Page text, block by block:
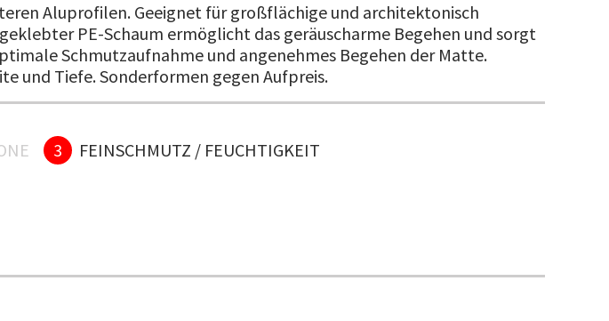
Aluprofilen. Geeignet für großflächige und architektonisch
PE-Schaum ermöglicht das geräuscharme Begehen und sorgt
Schmutzaufnahme und angenehmes Begehen der Matte.
und Tiefe. Sonderformen gegen Aufpreis.
3 FEINSCHMUTZ / FEUCHTIGKEIT